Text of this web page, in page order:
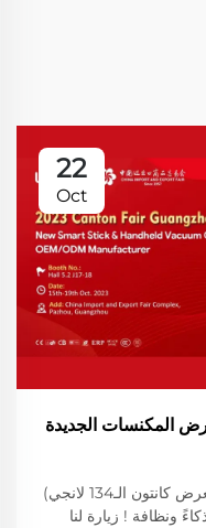
22
Oct
ال134 لانجي تعرض المكنسات الجديدة
تجربة أحدث تقنيات الفراغ الذكي في معرض كانتون الـ134 لانجي)
ونظافة ! زيارة لنا